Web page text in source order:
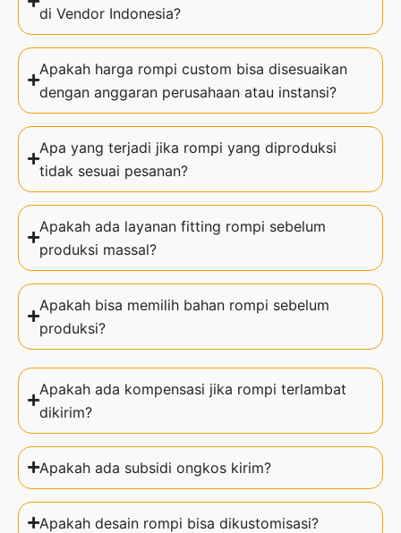
di Vendor Indonesia?
Apakah harga rompi custom bisa disesuaikan
dengan anggaran perusahaan atau instansi?
Apa yang terjadi jika rompi yang diproduksi
tidak sesuai pesanan?
Apakah ada layanan fitting rompi sebelum
produksi massal?
Apakah bisa memilih bahan rompi sebelum
produksi?
Apakah ada kompensasi jika rompi terlambat
dikirim?
Apakah ada subsidi ongkos kirim?
Apakah desain rompi bisa dikustomisasi?